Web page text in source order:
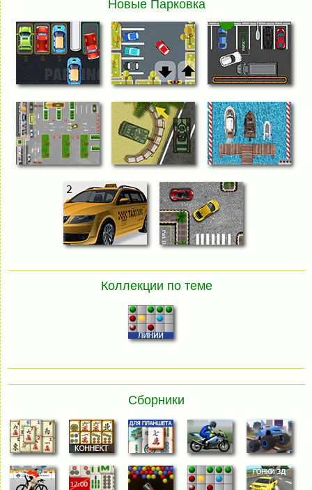
Новые Парковка
Коллекции по теме
Сборники